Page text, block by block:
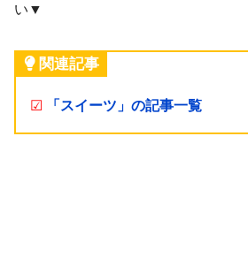
い▼
関連記事
☑ 「スイーツ」の記事一覧